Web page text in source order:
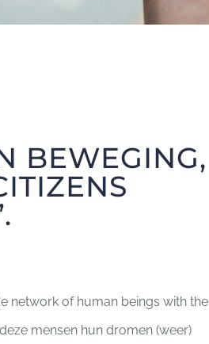
BEWEGING,
network of human beings with the
mensen hun dromen (weer)